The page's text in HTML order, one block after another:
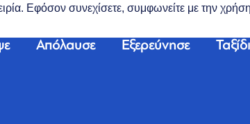
Εφόσον συνεχίσετε, συμφωνείτε με την
Απόλαυσε Εξερεύνησε